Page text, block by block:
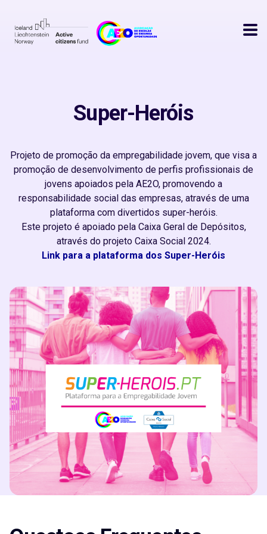
Super-Heróis
Projeto de promoção da empregabilidade jovem, que visa a
promoção de desenvolvimento de perfis profissionais de
jovens apoiados pela AE2O, promovendo a
responsabilidade social das empresas, através de uma
plataforma com divertidos super-heróis.
Este projeto é apoiado pela Caixa Geral de Depósitos,
Link para a plataforma dos Super-Heróis